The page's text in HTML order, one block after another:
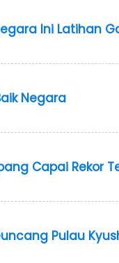
Ini Latihan
Negara
Capai Rekor
Pulau